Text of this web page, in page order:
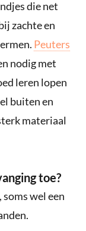
die net
zachte en
Peuters
nodig met
leren lopen
buiten en
materiaal
toe?
wel een